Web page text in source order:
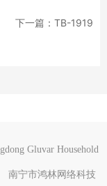
下一篇：TB-1919
Gluvar Household
南宁市鸿林网络科技